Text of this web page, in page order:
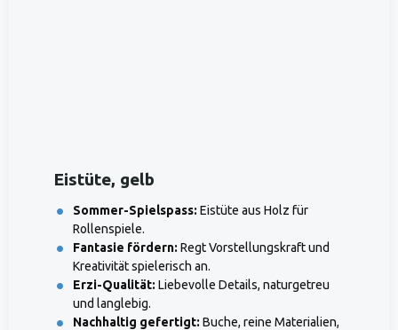
Eistüte, gelb
Sommer-Spielspass: Eistüte aus Holz für
Rollenspiele.
Fantasie fördern: Regt Vorstellungskraft und
Kreativität spielerisch an.
Erzi-Qualität: Liebevolle Details, naturgetreu
und langlebig.
Nachhaltig gefertigt: Buche, reine Materialien,